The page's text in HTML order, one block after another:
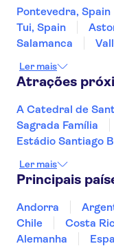
Pontevedra, Spain
Tui, Spain
Salamanca
Álava
Ler mais
Atrações
A Catedral de
Sagrada Família
Estádio Santiago
Museu do Prado
Paseo del Arte
Parque Güell
Madrid
Palácio Real de
Ler mais
Principais
Andorra
Chile
Costa
Alemanha